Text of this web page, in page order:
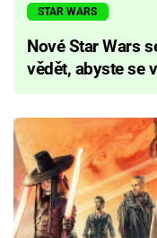
STAR WARS
Nové Star Wars
vědět, abyste se